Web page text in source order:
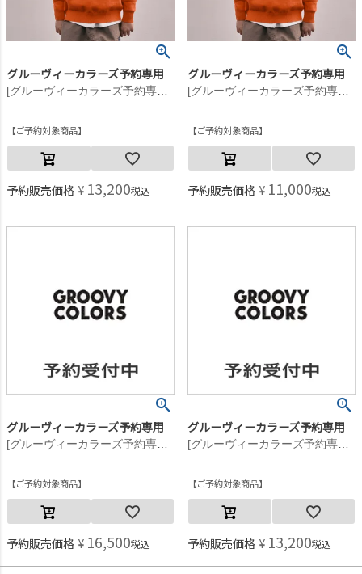
グルーヴィーカラーズ予約専用
[グルーヴィーカラーズ予約専用] GRVYCLRS クルーネックニット【9月入荷予定】 15ORオレンジ
ご予約対象商品
予約販売価格 ¥ 13,200税込
グルーヴィーカラーズ予約専用
[グルーヴィーカラーズ予約専用] GRVYCLRS クルーネックニット【9月入荷予定】 15ORオレンジ
ご予約対象商品
予約販売価格 ¥ 11,000税込
グルーヴィーカラーズ予約専用
[グルーヴィーカラーズ予約専用] GRVYCLRS クルーネックニット【9月入荷予定】 2BK黒
ご予約対象商品
予約販売価格 ¥ 16,500税込
グルーヴィーカラーズ予約専用
[グルーヴィーカラーズ予約専用] GRVYCLRS クルーネックニット【9月入荷予定】 2BK黒
ご予約対象商品
予約販売価格 ¥ 13,200税込